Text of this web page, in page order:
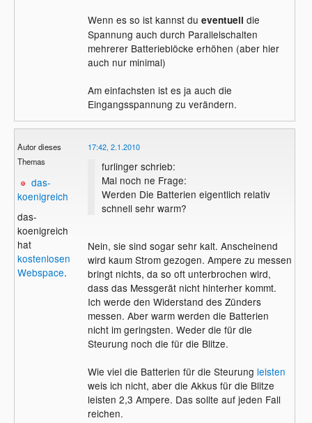
Wenn es so ist kannst du eventuell die
Spannung auch durch Parallelschalten
mehrerer Batterieblöcke erhöhen (aber hier
auch nur minimal)
Am einfachsten ist es ja auch die
Eingangsspannung zu verändern.
Autor dieses
Themas
das-
koenigreich
das-
koenigreich
hat
kostenlosen
Webspace.
17:42, 2.1.2010
furlinger schrieb:
Mal noch ne Frage:
Werden Die Batterien eigentlich relativ
schnell sehr warm?
Nein, sie sind sogar sehr kalt. Anscheinend
wird kaum Strom gezogen. Ampere zu messen
bringt nichts, da so oft unterbrochen wird,
dass das Messgerät nicht hinterher kommt.
Ich werde den Widerstand des Zünders
messen. Aber warm werden die Batterien
nicht im geringsten. Weder die für die
Steurung noch die für die Blitze.
Wie viel die Batterien für die Steurung leisten
weis ich nicht, aber die Akkus für die Blitze
leisten 2,3 Ampere. Das sollte auf jeden Fall
reichen.